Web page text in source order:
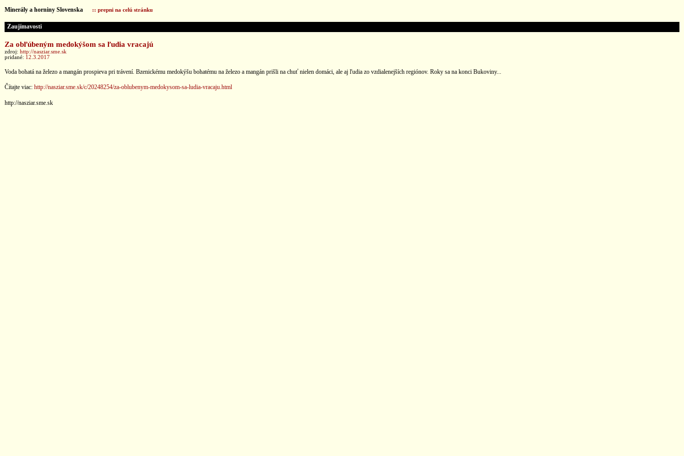
Minerály a horniny Slovenska :: prepni na celú stránku
Zaujímavosti
Za obľúbeným medokýšom sa ľudia vracajú
zdroj: http://nasziar.sme.sk
pridané: 12.3.2017
Voda bohatá na železo a mangán prospieva pri trávení. Bzenickému medokýšu bohatému na železo a mangán prišli na chuť nielen domáci, ale aj ľudia zo vzdialenejších regiónov. Roky sa na konci Bukoviny...
Čítajte viac: http://nasziar.sme.sk/c/20248254/za-oblubenym-medokysom-sa-ludia-vracaju.html
http://nasziar.sme.sk